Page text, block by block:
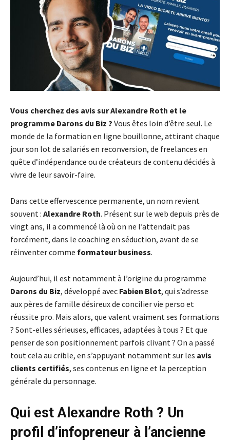
Vous cherchez des avis sur Alexandre Roth et le
programme Darons du Biz ? Vous êtes loin d’être seul. Le
monde de la formation en ligne bouillonne, attirant chaque
jour son lot de salariés en reconversion, de freelances en
quête d’indépendance ou de créateurs de contenu décidés à
vivre de leur savoir-faire.
Dans cette effervescence permanente, un nom revient
souvent : Alexandre Roth. Présent sur le web depuis près de
vingt ans, il a commencé là où on ne l’attendait pas
forcément, dans le coaching en séduction, avant de se
réinventer comme formateur business.
Aujourd’hui, il est notamment à l’origine du programme
Darons du Biz, développé avec Fabien Blot, qui s’adresse
aux pères de famille désireux de concilier vie perso et
réussite pro. Mais alors, que valent vraiment ses formations
? Sont-elles sérieuses, efficaces, adaptées à tous ? Et que
penser de son positionnement parfois clivant ? On a passé
tout cela au crible, en s’appuyant notamment sur les avis
clients certifiés, ses contenus en ligne et la perception
générale du personnage.
Qui est Alexandre Roth ? Un
profil d’infopreneur à l’ancienne